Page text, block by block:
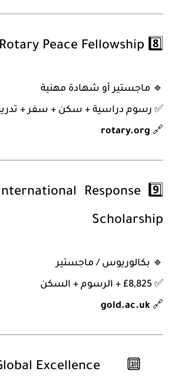
8️⃣
Rotary Peace Fellowship
🔹 ماجستير أو شهادة مهنية
✅ رسوم دراسية + سكن + سفر +
🔗
rotary.org
9️⃣
Response
Scholarship
🔹 بكالوريوس / ماجستير
✅ £8,825 + الرسوم + السكن
🔗
gold.ac.uk
🔟
Excellence